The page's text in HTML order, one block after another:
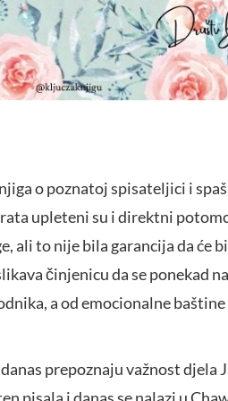
o poznatoj spisateljici i
upleteni su i direktni
ali to nije bila garancija da će
činjenicu da se ponekad
a od emocionalne
prepoznaju važnost djela